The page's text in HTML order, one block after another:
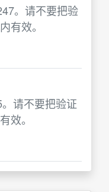
。请不要把验
有效。
。请不要把验证
效。